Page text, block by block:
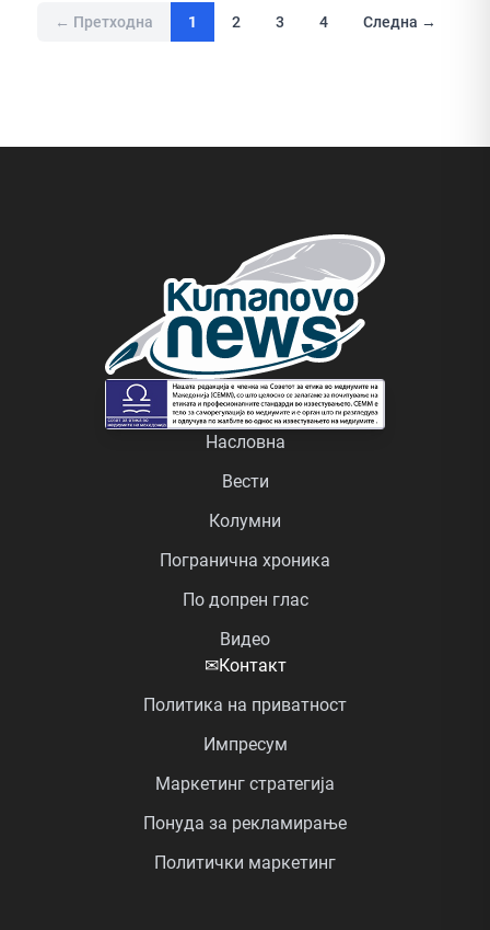
← Претходна 1 2 3 4 Следна →
Насловна
Вести
Колумни
Погранична хроника
По допрен глас
Видео
✉Контакт
Политика на приватност
Импресум
Маркетинг стратегија
Понуда за рекламирање
Политички маркетинг